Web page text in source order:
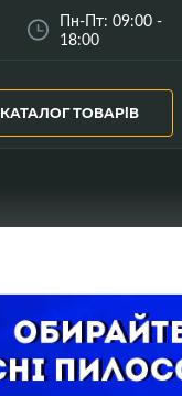
Пн-Пт: 09:00 -
18:00
КАТАЛОГ ТОВАРІВ